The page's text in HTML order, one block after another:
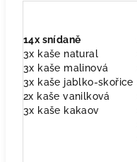
14x snídaně
3x kaše natural
3x kaše malinová
3x kaše jablko-skořice
2x kaše vanilková
3x kaše kakaov